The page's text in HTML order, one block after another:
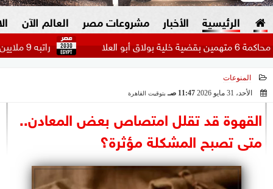
الرئيسية الأخبار
السياسة
الرئاسة
البرلمان
الوزارات
مشروعات مصر العالم الآن
راتبه 9 ملايين دولار.. بيراميدز يتحرك لضم مهاجم الاتحاد السعودي...
المنوعات
الأحد، 31 مايو 2026
11:47 صـ بتوقيت القاهرة
القهوة قد تقلل امتصاص بعض المعادن..
متى تصبح المشكلة مؤثرة؟